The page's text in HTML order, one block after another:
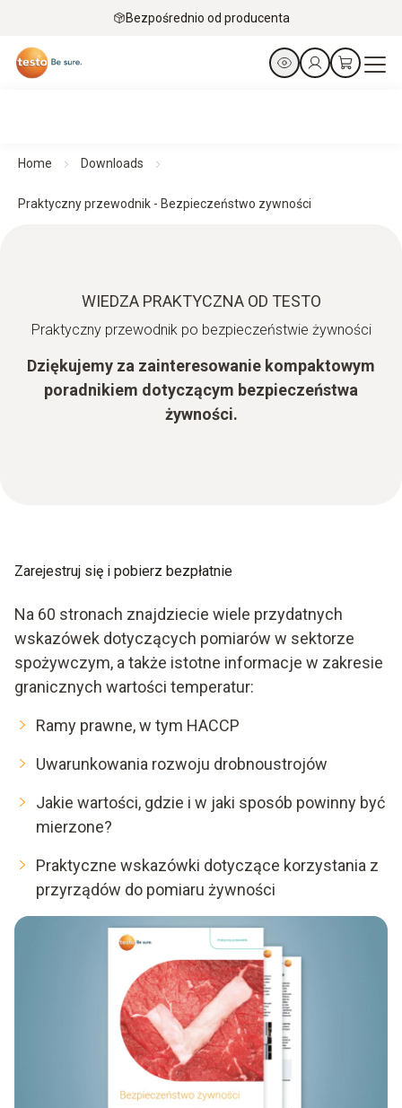
Bezpośrednio od producenta
Home Downloads
Praktyczny przewodnik - Bezpieczeństwo zywności
WIEDZA PRAKTYCZNA OD TESTO
Praktyczny przewodnik po bezpieczeństwie żywności
Dziękujemy za zainteresowanie kompaktowym
poradnikiem dotyczącym bezpieczeństwa
żywności.
Zarejestruj się i pobierz bezpłatnie
Na 60 stronach znajdziecie wiele przydatnych
wskazówek dotyczących pomiarów w sektorze
spożywczym, a także istotne informacje w zakresie
granicznych wartości temperatur:
Ramy prawne, w tym HACCP
Uwarunkowania rozwoju drobnoustrojów
Jakie wartości, gdzie i w jaki sposób powinny być
mierzone?
Praktyczne wskazówki dotyczące korzystania z
przyrządów do pomiaru żywności